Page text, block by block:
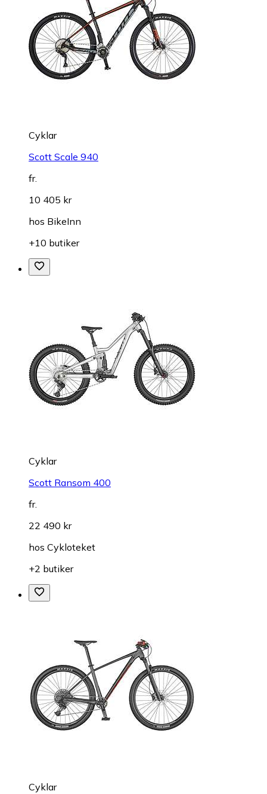
Cyklar
Scott Scale 940
fr.
10 405 kr
hos BikeInn
+10 butiker
Cyklar
Scott Ransom 400
fr.
22 490 kr
hos Cykloteket
+2 butiker
Cyklar